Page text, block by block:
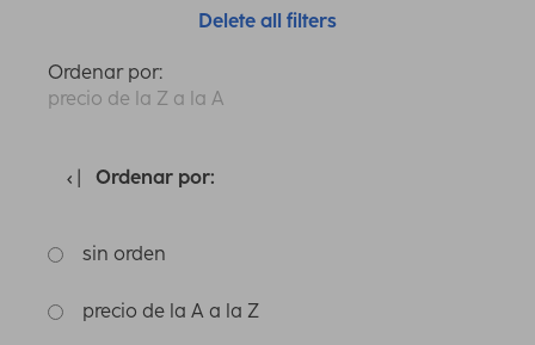
Delete all filters
Ordenar por:
precio de la Z a la A
Ordenar por:
sin orden
precio de la A a la Z